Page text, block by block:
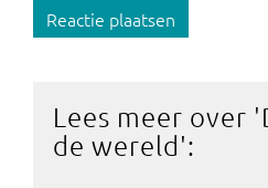
Reactie plaatsen
Lees meer over '
de wereld':